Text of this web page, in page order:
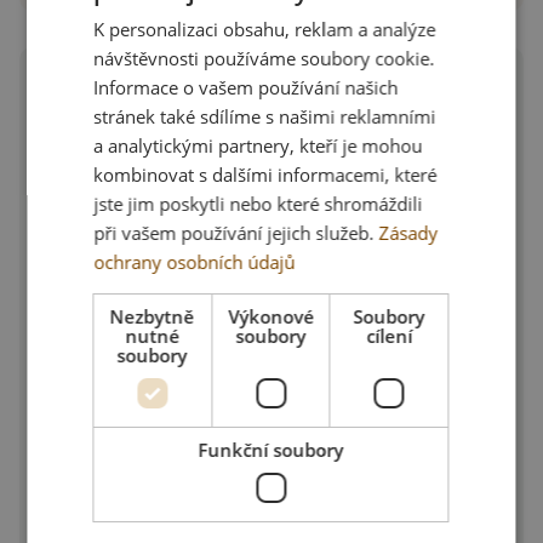
Nekompromisní skluz
po celé hodiny
Bleskový skluz s minimálním odporem
– Mimořádně hladké tkaní zajišťuje
plynulý přesun myši bez tření
a zadrhávání.
Šetrnost k mouse skates
drahé teflonové kluzáky před
opotřebením a zaručuje jejich dlouhou
K personalizaci obsahu, reklam a analýze
návštěvnosti používáme soubory cookie.
Informace o vašem používání našich
stránek také sdílíme s našimi reklamními
a analytickými partnery, kteří je mohou
kombinovat s dalšími informacemi, které
jste jim poskytli nebo které shromáždili
při vašem používání jejich služeb.Zásady
ochrany osobních údajů
Nezbytně
nutné
soubory
Výkonové
soubory
Soubory
cílení
Funkční soubory